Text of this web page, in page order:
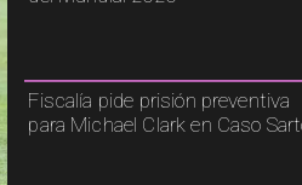
Fiscalía pide prisión preventiva
para Michael Clark en Caso